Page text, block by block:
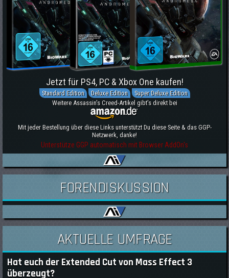
Jetzt für PS4, PC & Xbox One kaufen!
Standard Edition Deluxe Edition
Super Deluxe Edition
Weitere Assassin's Creed-Artikel gibt's direkt bei
Mit jeder Bestellung über diese Links unterstützt Du diese Seite & das GGP-
Netzwerk, danke!
Unterstütze GGP automatisch mit Browser AddOn's
FORENDISKUSSION
AKTUELLE UMFRAGE
Hat euch der Extended Cut von Mass Effect 3
überzeugt?